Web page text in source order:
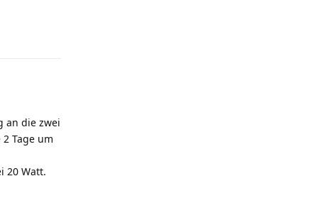
an die zwei
Tage um
20 Watt.